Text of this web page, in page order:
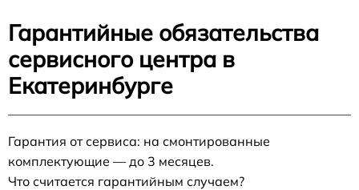
Гарантийные обязательства
сервисного центра в
Екатеринбурге
Гарантия от сервиса: на смонтированные
комплектующие — до 3 месяцев.
Что считается гарантийным случаем?